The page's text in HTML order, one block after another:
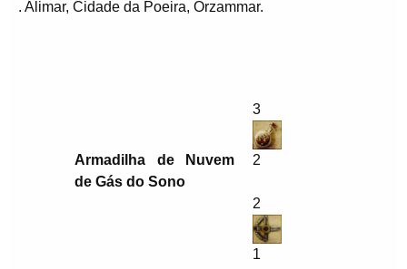
. Alimar, Cidade da Poeira, Orzammar.
Armadilha de Nuvem
de Gás do Sono
3
2
2
1